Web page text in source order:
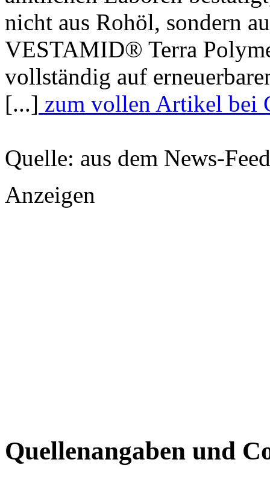
nicht aus Rohöl, sondern
VESTAMID® Terra
vollständig auf
[...] zum vollen Artikel bei
Quelle: aus dem News-
Anzeigen
Quellenangaben und